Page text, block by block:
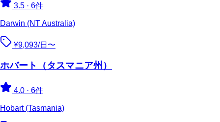
3.5 · 6件
Darwin (NT Australia)
¥9,093/日〜
ホバート（タスマニア州）
4.0 · 6件
Hobart (Tasmania)